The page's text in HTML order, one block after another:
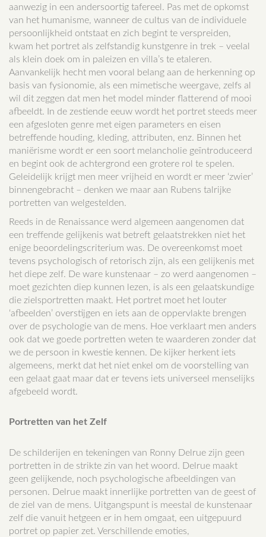
aanwezig in een andersoortig tafereel. Pas met de opkomst
van het humanisme, wanneer de cultus van de individuele
persoonlijkheid ontstaat en zich begint te verspreiden,
kwam het portret als zelfstandig kunstgenre in trek – veelal
als klein doek om in paleizen en villa’s te etaleren.
Aanvankelijk hecht men vooral belang aan de herkenning op
basis van fysionomie, als een mimetische weergave, zelfs al
wil dit zeggen dat men het model minder flatterend of mooi
afbeeldt. In de zestiende eeuw wordt het portret steeds meer
een afgesloten genre met eigen parameters en eisen
betreffende houding, kleding, attributen, enz. Binnen het
maniërisme wordt er een soort melancholie geïntroduceerd
en begint ook de achtergrond een grotere rol te spelen.
Geleidelijk krijgt men meer vrijheid en wordt er meer ‘zwier’
binnengebracht – denken we maar aan Rubens talrijke
portretten van welgestelden.
Reeds in de Renaissance werd algemeen aangenomen dat
een treffende gelijkenis wat betreft gelaatstrekken niet het
enige beoordelingscriterium was. De overeenkomst moet
tevens psychologisch of retorisch zijn, als een gelijkenis met
het diepe zelf. De ware kunstenaar – zo werd aangenomen –
moet gezichten diep kunnen lezen, is als een gelaatskundige
die zielsportretten maakt. Het portret moet het louter
‘afbeelden’ overstijgen en iets aan de oppervlakte brengen
over de psychologie van de mens. Hoe verklaart men anders
ook dat we goede portretten weten te waarderen zonder dat
we de persoon in kwestie kennen. De kijker herkent iets
algemeens, merkt dat het niet enkel om de voorstelling van
een gelaat gaat maar dat er tevens iets universeel menselijks
afgebeeld wordt.
Portretten van het Zelf
De schilderijen en tekeningen van Ronny Delrue zijn geen
portretten in de strikte zin van het woord. Delrue maakt
geen gelijkende, noch psychologische afbeeldingen van
personen. Delrue maakt innerlijke portretten van de geest of
de ziel van de mens. Uitgangspunt is meestal de kunstenaar
zelf die vanuit hetgeen er in hem omgaat, een uitgepuurd
portret op papier zet. Verschillende emoties,